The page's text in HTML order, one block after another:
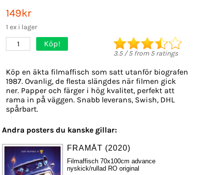
149kr
1 ex i lager
1 Köp!
3.5/5from 5ratings
Köp en äkta filmaffisch som satt utanför biografen
1987. Ovanlig, de flesta slängdes när filmen gick
ner. Papper och färger i hög kvalitet, perfekt att
rama in på väggen. Snabb leverans, Swish, DHL
spårbart.
Andra posters du kanske gillar:
FRAMÅT (2020)
Filmaffisch 70x100cm advance
nyskick/rullad RO original